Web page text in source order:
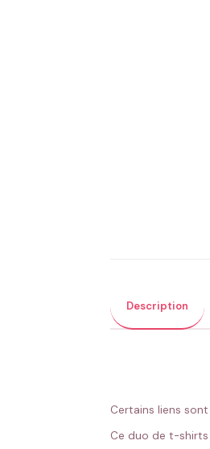
Description
Certains liens
Ce duo de t-